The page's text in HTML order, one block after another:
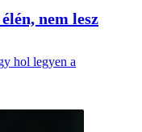
nem lesz
hol legyen a